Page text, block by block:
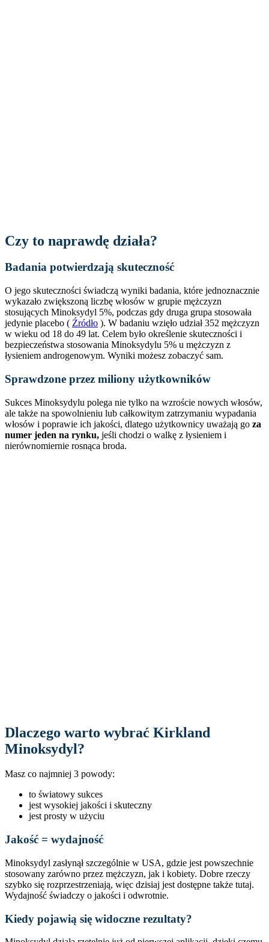
Czy to naprawdę działa?
Badania potwierdzają skuteczność
O jego skuteczności świadczą wyniki badania, które jednoznacznie
wykazało zwiększoną liczbę włosów w grupie mężczyzn
stosujących Minoksydyl 5%, podczas gdy druga grupa stosowała
jedynie placebo ( Źródło ). W badaniu wzięło udział 352 mężczyzn
w wieku od 18 do 49 lat. Celem było określenie skuteczności i
bezpieczeństwa stosowania Minoksydylu 5% u mężczyzn z
łysieniem androgenowym. Wyniki możesz zobaczyć sam.
Sprawdzone przez miliony użytkowników
Sukces Minoksydylu polega nie tylko na wzroście nowych włosów,
ale także na spowolnieniu lub całkowitym zatrzymaniu wypadania
włosów i poprawie ich jakości, dlatego użytkownicy uważają go za
numer jeden na rynku, jeśli chodzi o walkę z łysieniem i
nierównomiernie rosnąca broda.
Dlaczego warto wybrać Kirkland
Minoksydyl?
Masz co najmniej 3 powody:
to światowy sukces
jest wysokiej jakości i skuteczny
jest prosty w użyciu
Jakość = wydajność
Minoksydyl zasłynął szczególnie w USA, gdzie jest powszechnie
stosowany zarówno przez mężczyzn, jak i kobiety. Dobre rzeczy
szybko się rozprzestrzeniają, więc dzisiaj jest dostępne także tutaj.
Wydajność świadczy o jakości i odwrotnie.
Kiedy pojawią się widoczne rezultaty?